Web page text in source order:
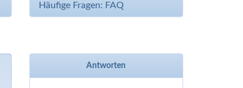
Häufige Fragen: FAQ
Antworten